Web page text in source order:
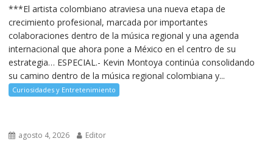
***El artista colombiano atraviesa una nueva etapa de
crecimiento profesional, marcada por importantes
colaboraciones dentro de la música regional y una agenda
internacional que ahora pone a México en el centro de su
estrategia… ESPECIAL.- Kevin Montoya continúa consolidando
su camino dentro de la música regional colombiana y...
Curiosidades y Entretenimiento
agosto 4, 2026 Editor